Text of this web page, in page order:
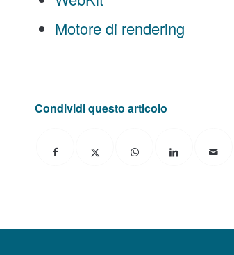
Motore di rendering
Condividi questo articolo